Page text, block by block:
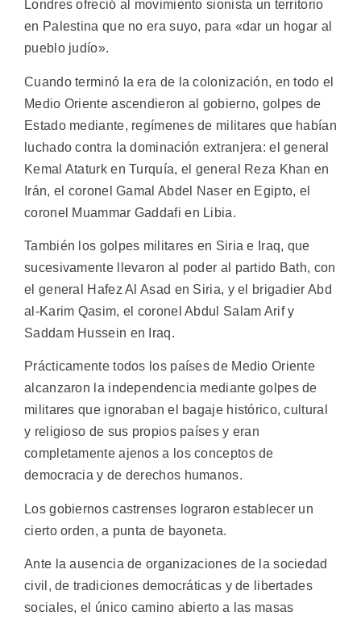
Londres ofreció al movimiento sionista un territorio
en Palestina que no era suyo, para «dar un hogar al
pueblo judío».
Cuando terminó la era de la colonización, en todo el
Medio Oriente ascendieron al gobierno, golpes de
Estado mediante, regímenes de militares que habían
luchado contra la dominación extranjera: el general
Kemal Ataturk en Turquía, el general Reza Khan en
Irán, el coronel Gamal Abdel Naser en Egipto, el
coronel Muammar Gaddafi en Libia.
También los golpes militares en Siria e Iraq, que
sucesivamente llevaron al poder al partido Bath, con
el general Hafez Al Asad en Siria, y el brigadier Abd
al-Karim Qasim, el coronel Abdul Salam Arif y
Saddam Hussein en Iraq.
Prácticamente todos los países de Medio Oriente
alcanzaron la independencia mediante golpes de
militares que ignoraban el bagaje histórico, cultural
y religioso de sus propios países y eran
completamente ajenos a los conceptos de
democracia y de derechos humanos.
Los gobiernos castrenses lograron establecer un
cierto orden, a punta de bayoneta.
Ante la ausencia de organizaciones de la sociedad
civil, de tradiciones democráticas y de libertades
sociales, el único camino abierto a las masas